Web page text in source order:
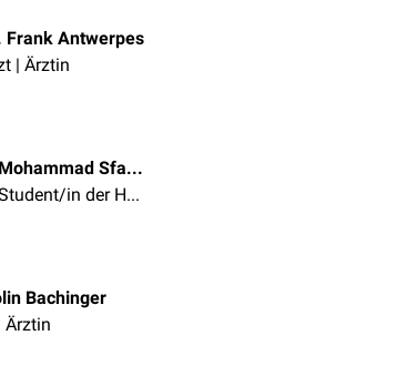
Frank Antwerpes
| Ärztin
Mohammad Sfaya
Student/in der Humanmedizin
Bachinger
Ärztin